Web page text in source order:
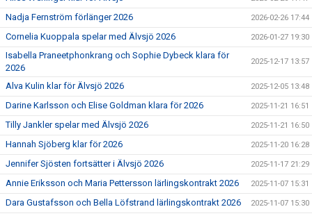
Nadja Fernström förlänger 2026 2026-02-26 17:44
Cornelia Kuoppala spelar med Älvsjö 2026 2026-01-27 19:30
Isabella Praneetphonkrang och Sophie Dybeck klara för
2026
2025-12-17 13:57
Alva Kulin klar för Älvsjö 2026 2025-12-05 13:48
Darine Karlsson och Elise Goldman klara för 2026 2025-11-21 16:51
Tilly Jankler spelar med Älvsjö 2026 2025-11-21 16:50
Hannah Sjöberg klar för 2026 2025-11-20 16:28
Jennifer Sjösten fortsätter i Älvsjö 2026 2025-11-17 21:29
Annie Eriksson och Maria Pettersson lärlingskontrakt 2026 2025-11-07 15:31
Dara Gustafsson och Bella Löfstrand lärlingskontrakt 2026 2025-11-07 15:30